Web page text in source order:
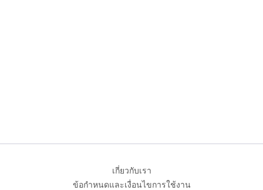
เกี่ยวกับเรา
ข้อกำหนดและเงื่อนไขการใช้งาน